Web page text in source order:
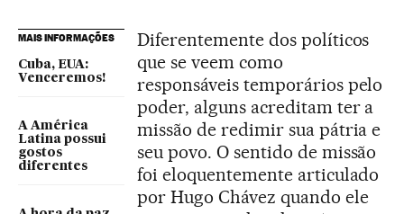
MAIS INFORMAÇÕES
Cuba, EUA:
Venceremos!
A América
Latina possui
gostos
diferentes
Diferentemente dos políticos
que se veem como
responsáveis temporários pelo
poder, alguns acreditam ter a
missão de redimir sua pátria e
seu povo. O sentido de missão
foi eloquentemente articulado
por Hugo Chávez quando ele